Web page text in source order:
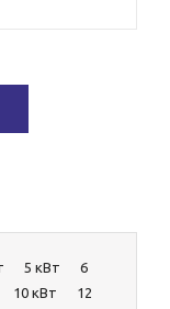
5 кВт
6
10 кВт
12